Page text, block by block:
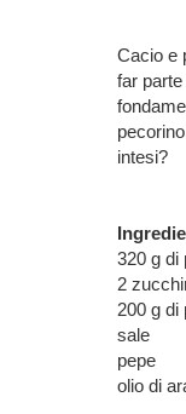
Cacio e
far
intesi?
320 g di
2
200 g di
sale
pepe
olio di